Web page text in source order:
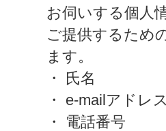
お伺いする個人
ご提供するため
ます。
・ 氏名
・ e-mailアドレ
・ 電話番号